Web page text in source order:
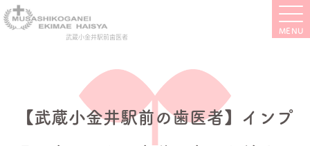
武蔵小金井駅前歯医者
【武蔵小金井駅前の歯医者】インプ